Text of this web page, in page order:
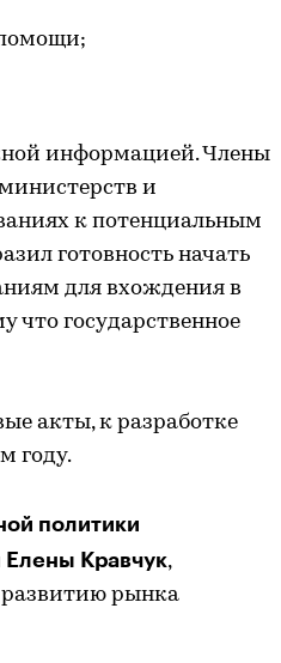
информацией. Члены
и
к потенциальным
готовность начать
для вхождения в
что государственное
акты, к разработке
году.
политики
Елены Кравчук,
рынка